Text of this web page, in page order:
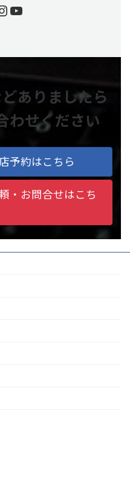
YouTube
ありましたら
わせください
予約はこちら
・お問合せはこち